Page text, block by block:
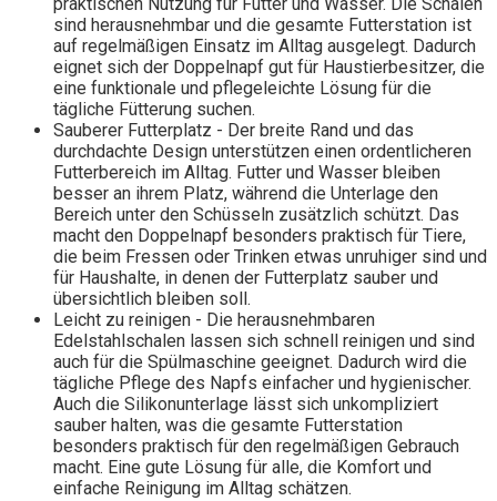
sind herausnehmbar und die gesamte Futterstation ist
auf regelmäßigen Einsatz im Alltag ausgelegt. Dadurch
eignet sich der Doppelnapf gut für Haustierbesitzer, die
eine funktionale und pflegeleichte Lösung für die
tägliche Fütterung suchen.
Sauberer Futterplatz - Der breite Rand und das
durchdachte Design unterstützen einen ordentlicheren
Futterbereich im Alltag. Futter und Wasser bleiben
besser an ihrem Platz, während die Unterlage den
Bereich unter den Schüsseln zusätzlich schützt. Das
macht den Doppelnapf besonders praktisch für Tiere,
die beim Fressen oder Trinken etwas unruhiger sind und
für Haushalte, in denen der Futterplatz sauber und
übersichtlich bleiben soll.
Leicht zu reinigen - Die herausnehmbaren
Edelstahlschalen lassen sich schnell reinigen und sind
auch für die Spülmaschine geeignet. Dadurch wird die
tägliche Pflege des Napfs einfacher und hygienischer.
Auch die Silikonunterlage lässt sich unkompliziert
sauber halten, was die gesamte Futterstation
besonders praktisch für den regelmäßigen Gebrauch
macht. Eine gute Lösung für alle, die Komfort und
einfache Reinigung im Alltag schätzen.